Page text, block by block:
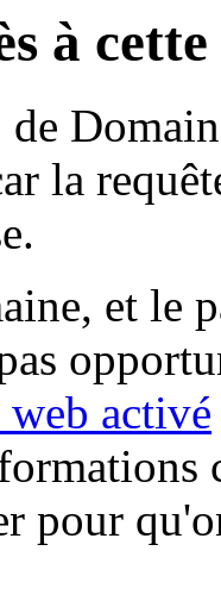
à
la
et le
web activé
pour